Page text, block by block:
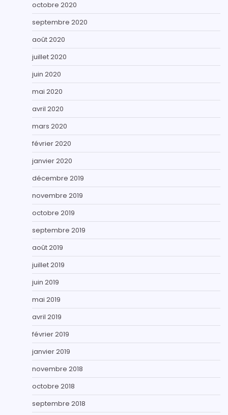
octobre 2020
septembre 2020
août 2020
juillet 2020
juin 2020
mai 2020
avril 2020
mars 2020
février 2020
janvier 2020
décembre 2019
novembre 2019
octobre 2019
septembre 2019
août 2019
juillet 2019
juin 2019
mai 2019
avril 2019
février 2019
janvier 2019
novembre 2018
octobre 2018
septembre 2018